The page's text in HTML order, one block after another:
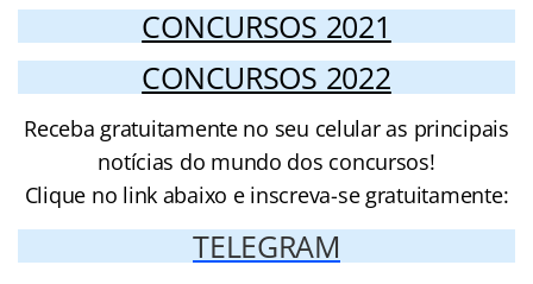
CONCURSOS 2021
CONCURSOS 2022
Receba gratuitamente no seu celular as principais
notícias do mundo dos concursos!
Clique no link abaixo e inscreva-se gratuitamente:
TELEGRAM